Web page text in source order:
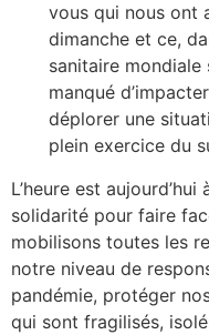
vous qui nous ont
dimanche et ce,
sanitaire mondiale
manqué
déplorer une
plein exercice du
L’heure est
solidarité pour faire
mobilisons toutes les
notre niveau de
pandémie, protéger
qui sont fragilisés,